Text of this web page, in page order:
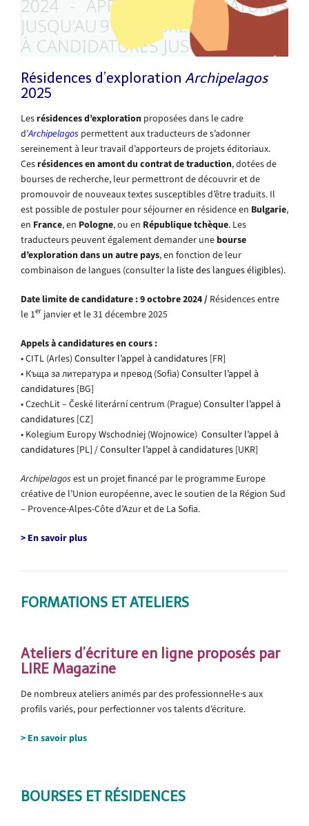
Résidences d’exploration Archipelagos
2025
Lesrésidences d’exploration proposées dans le cadre
d’Archipelagos permettent aux traducteurs de s’adonner
sereinement à leur travail d’apporteurs de projets éditoriaux.
Cesrésidences en amont du contrat de traduction, dotées de
bourses de recherche, leur permettront de découvrir et de
promouvoir de nouveaux textes susceptibles d’être traduits. Il
est possible de postuler pour séjourner en résidence en Bulgarie,
en France, en Pologne, ou en République tchèque. Les
traducteurs peuvent également demander unebourse
d’exploration dans un autre pays, en fonction de leur
combinaison de langues (consulter la liste des langues éligibles).
Date limite de candidature : 9 octobre 2024 / Résidences entre
le 1er janvier et le 31 décembre 2025
Appels à candidatures en cours :
• CITL (Arles) Consulter l’appel à candidatures [FR]
• Къща за литература и превод (Sofia) Consulter l’appel à
candidatures [BG]
• CzechLit – České literární centrum (Prague) Consulter l’appel à
candidatures [CZ]
• Kolegium Europy Wschodniej (Wojnowice) Consulter l’appel à
candidatures [PL] /Consulter l’appel à candidatures [UKR]
Archipelagos est un projet financé par le programme Europe
créative de l’Union européenne, avec le soutien de la Région Sud
– Provence-Alpes-Côte d’Azur et de La Sofia.
> En savoir plus
FORMATIONS ET ATELIERS
Ateliers d’écriture en ligne proposés par
LIRE Magazine
De nombreux ateliers animés par des professionnel·le·s aux
profils variés, pour perfectionner vos talents d’écriture.
> En savoir plus
BOURSES ET RÉSIDENCES